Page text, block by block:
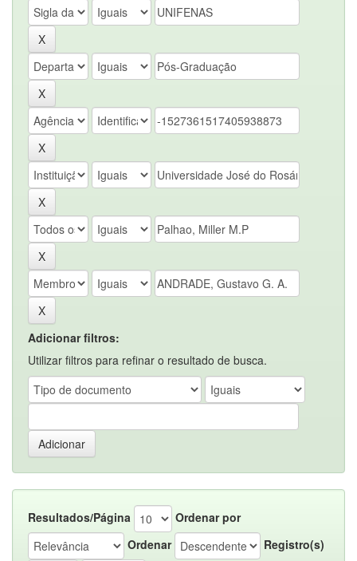
Adicionar filtros:
Utilizar filtros para refinar o resultado de busca.
Resultados/Página
Ordenar por
Ordenar
Registro(s)